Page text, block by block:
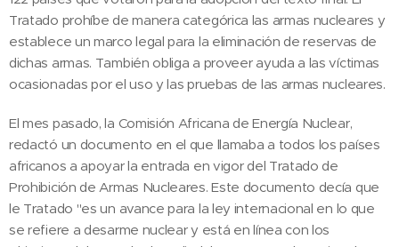
Tratado prohíbe de manera categórica las armas nucleares y
establece un marco legal para la eliminación de reservas de
dichas armas. También obliga a proveer ayuda a las víctimas
ocasionadas por el uso y las pruebas de las armas nucleares.
El mes pasado, la Comisión Africana de Energía Nuclear,
redactó un documento en el que llamaba a todos los países
africanos a apoyar la entrada en vigor del Tratado de
Prohibición de Armas Nucleares. Este documento decía que
le Tratado "es un avance para la ley internacional en lo que
se refiere a desarme nuclear y está en línea con los